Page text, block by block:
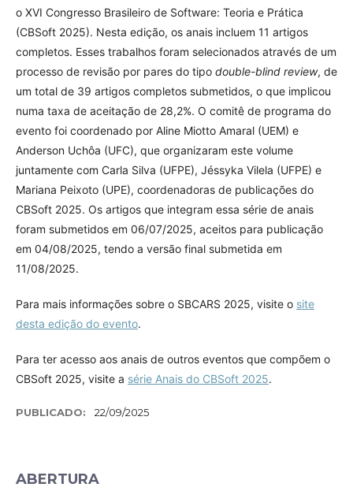
o XVI Congresso Brasileiro de Software: Teoria e Prática
(CBSoft 2025). Nesta edição, os anais incluem 11 artigos
completos. Esses trabalhos foram selecionados através de um
processo de revisão por pares do tipo double-blind review, de
um total de 39 artigos completos submetidos, o que implicou
numa taxa de aceitação de 28,2%. O comitê de programa do
evento foi coordenado por Aline Miotto Amaral (UEM) e
Anderson Uchôa (UFC), que organizaram este volume
juntamente com Carla Silva (UFPE), Jéssyka Vilela (UFPE) e
Mariana Peixoto (UPE), coordenadoras de publicações do
CBSoft 2025. Os artigos que integram essa série de anais
foram submetidos em 06/07/2025, aceitos para publicação
em 04/08/2025, tendo a versão final submetida em
11/08/2025.
Para mais informações sobre o SBCARS 2025, visite o site
desta edição do evento.
Para ter acesso aos anais de outros eventos que compõem o
CBSoft 2025, visite a série Anais do CBSoft 2025.
PUBLICADO: 22/09/2025
ABERTURA